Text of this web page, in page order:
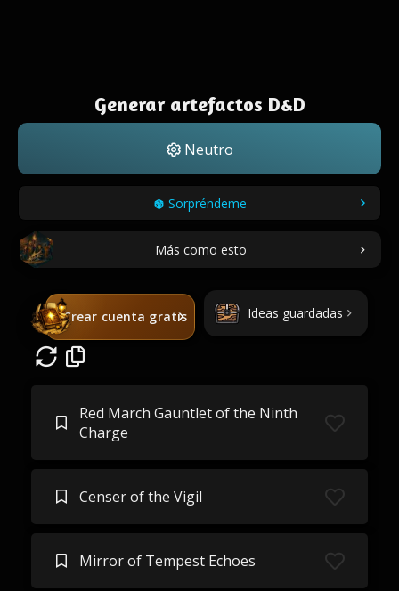
Generar artefactos D&D
Neutro
Sorpréndeme
Más como esto
Crear cuenta gratis Ideas guardadas
Red March Gauntlet of the Ninth
Charge
Censer of the Vigil
Mirror of Tempest Echoes